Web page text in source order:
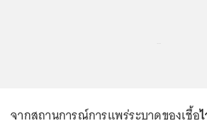
จากสถานการณ์การแพร่ระบาดของเชื้อ